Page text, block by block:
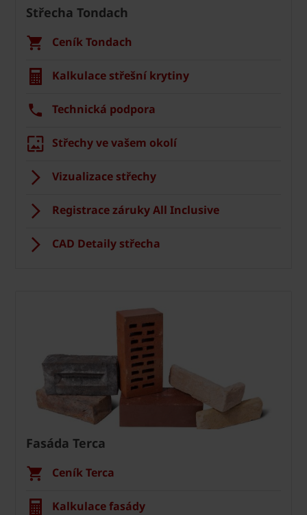
Střecha Tondach
Ceník Tondach
Kalkulace střešní krytiny
Technická podpora
Střechy ve vašem okolí
Vizualizace střechy
Registrace záruky All Inclusive
CAD Detaily střecha
Fasáda Terca
Ceník Terca
Kalkulace fasády